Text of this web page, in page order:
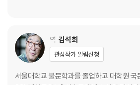
제39장 첫 번째 밤번 260
제40장 한밤중, 앞갑판 261
제41장 모비 딕 271
제42장 고래의 흰색 283
역 김석희
관심작가 알림신청
서울대학교 불문학과를 졸업하고 대학원